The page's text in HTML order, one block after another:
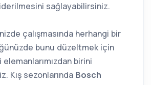
sağlayabilirsiniz.
çalışmasında herhangi bir
bunu düzeltmek için
birini
Kış sezonlarında Bosch